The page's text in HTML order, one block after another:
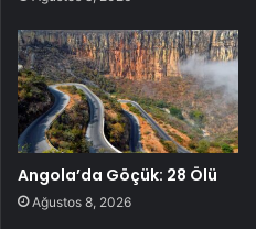
Angola’da Göçük: 28 Ölü
Ağustos 8, 2026